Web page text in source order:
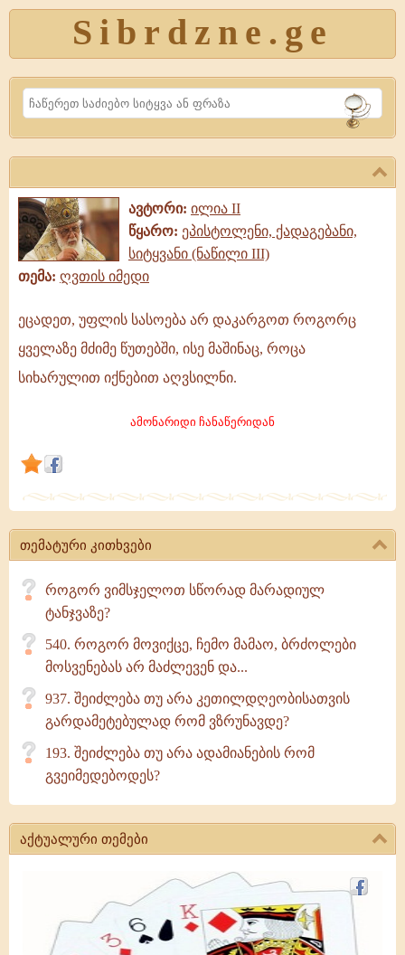
Sibrdzne.ge
Search
ავტორი: ილია II
წყარო: ეპისტოლენი, ქადაგებანი,
სიტყვანი (ნაწილი III)
თემა: ღვთის იმედი
ეცადეთ,
უფლის
სასოება
როგორც
ყველაზე
მძიმე
წუთებში,
ისე
მაშინაც,
როცა
სიხარულით
იქნებით
ეცადეთ, უფლის სასოება არ დაკარგოთ როგორც
ყველაზე მძიმე წუთებში, ისე მაშინაც, როცა
სიხარულით იქნებით აღვსილნი.
ამონარიდი ჩანაწერიდან
თემატური კითხვები
როგორ ვიმსჯელოთ სწორად მარადიულ
ტანჯვაზე?
540. როგორ მოვიქცე, ჩემო მამაო, ბრძოლები
მოსვენებას არ მაძლევენ და...
937. შეიძლება თუ არა კეთილდღეობისათვის
გარდამეტებულად რომ ვზრუნავდე?
193. შეიძლება თუ არა ადამიანების რომ
გვეიმედებოდეს?
აქტუალური თემები